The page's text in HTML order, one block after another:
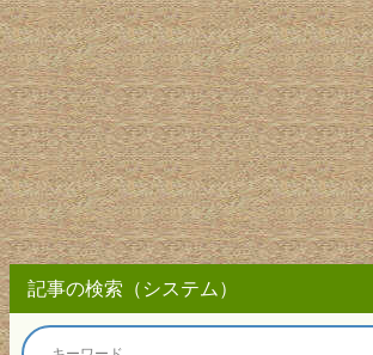
記事の検索（システム）